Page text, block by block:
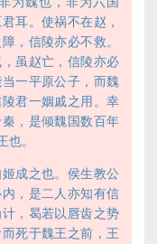
耳。使祸不在赵，
，信陵亦必不救。
虽赵亡，信陵亦必
一平原公子，而魏
君一姻戚之用。幸
，是倾魏国数百年
。
成之也。侯生教公
，是二人亦知有信
，曷若以唇齿之势
死于魏王之前，王